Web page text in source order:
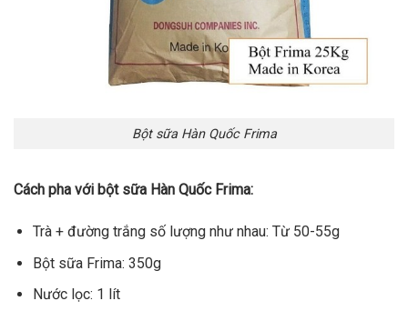
Bột sữa Hàn Quốc Frima
Cách pha với bột sữa Hàn Quốc Frima:
Trà + đường trắng số lượng như nhau: Từ 50-55g
Bột sữa Frima: 350g
Nước lọc: 1 lít